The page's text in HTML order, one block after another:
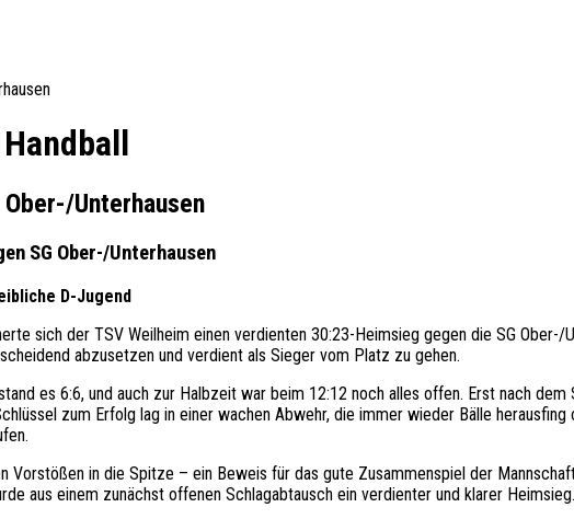
Unterhausen
SG Ober-/Unterhausen
D-Jugend
sich der TSV Weilheim einen verdienten 30:23-Heimsieg gegen die SG
abzusetzen und verdient als Sieger vom Platz zu gehen.
es 6:6, und auch zur Halbzeit war beim 12:12 noch alles offen. Erst nach
zum Erfolg lag in einer wachen Abwehr, die immer wieder Bälle
Vorstößen in die Spitze – ein Beweis für das gute Zusammenspiel der
aus einem zunächst offenen Schlagabtausch ein verdienter und klarer Heimsieg.